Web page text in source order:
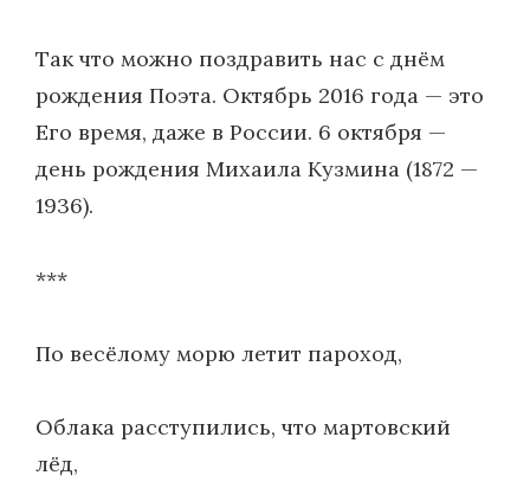
Так что можно поздравить нас с днём
рождения Поэта. Октябрь 2016 года — это
Его время, даже в России. 6 октября —
день рождения Михаила Кузмина (1872 —
1936).
***
По весёлому морю летит пароход,
Облака расступились, что мартовский
лёд,